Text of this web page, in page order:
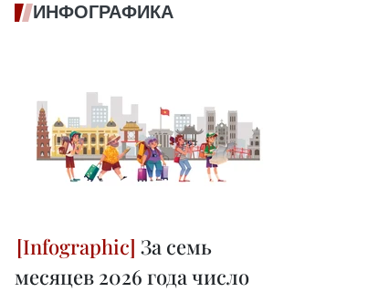
ИНФОГРАФИКА
За семь
месяцев 2026 года число